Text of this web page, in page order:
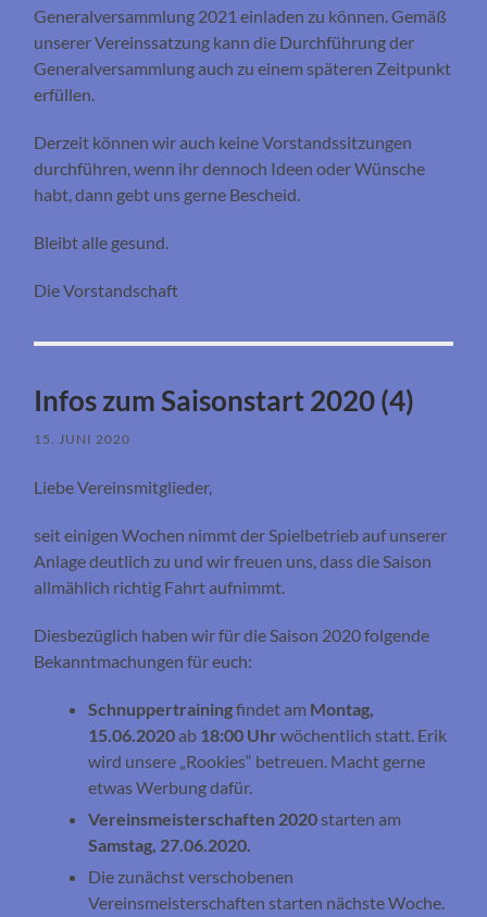
Generalversammlung 2021 einladen zu können. Gemäß
unserer Vereinssatzung kann die Durchführung der
Generalversammlung auch zu einem späteren Zeitpunkt
erfüllen.
Derzeit können wir auch keine Vorstandssitzungen
durchführen, wenn ihr dennoch Ideen oder Wünsche
habt, dann gebt uns gerne Bescheid.
Bleibt alle gesund.
Die Vorstandschaft
Infos zum Saisonstart 2020 (4)
15. JUNI 2020
Liebe Vereinsmitglieder,
seit einigen Wochen nimmt der Spielbetrieb auf unserer
Anlage deutlich zu und wir freuen uns, dass die Saison
allmählich richtig Fahrt aufnimmt.
Diesbezüglich haben wir für die Saison 2020 folgende
Bekanntmachungen für euch:
Schnuppertrainingfindet am Montag,
15.06.2020ab 18:00 Uhr wöchentlich statt. Erik
wird unsere „Rookies“ betreuen. Macht gerne
etwas Werbung dafür.
Vereinsmeisterschaften 2020starten am
Samstag, 27.06.2020.
Die zunächst verschobenen
Vereinsmeisterschaften starten nächste Woche.